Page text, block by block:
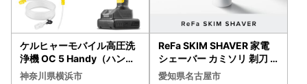
ケルヒャーモバイル高圧洗
浄機 OC 5 Handy（ハンデ
ィジェット） APV0006
神奈川県横浜市
ReFa SKIM SHAVER 家電
シェーバー カミソリ 剃刀
シェーバー
愛知県名古屋市